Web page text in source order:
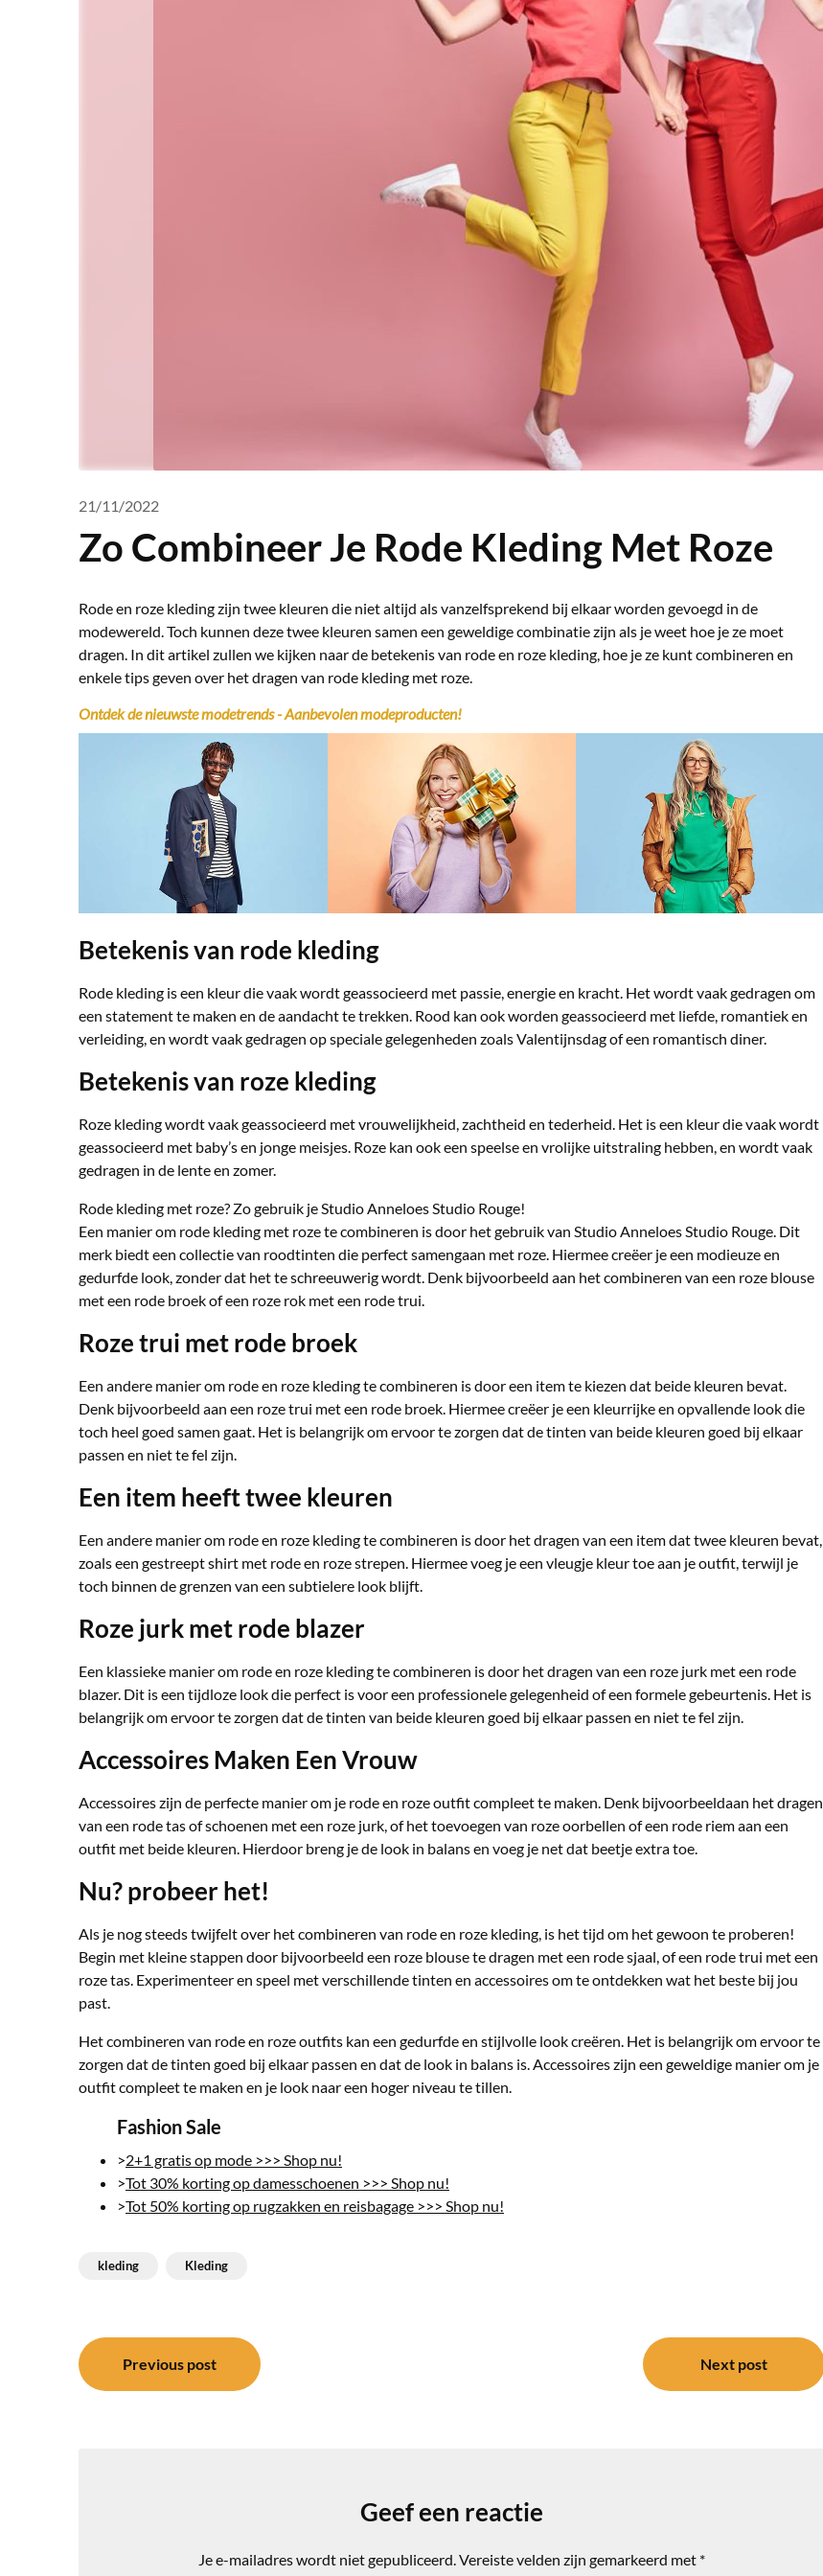
21/11/2022
Zo Combineer Je Rode Kleding Met Roze
Rode en roze kleding zijn twee kleuren die niet altijd als vanzelfsprekend bij elkaar worden gevoegd in de
modewereld. Toch kunnen deze twee kleuren samen een geweldige combinatie zijn als je weet hoe je ze moet
dragen. In dit artikel zullen we kijken naar de betekenis van rode en roze kleding, hoe je ze kunt combineren en
enkele tips geven over het dragen van rode kleding met roze.
Ontdek de nieuwste modetrends - Aanbevolen modeproducten!
Betekenis van rode kleding
Rode kleding is een kleur die vaak wordt geassocieerd met passie, energie en kracht. Het wordt vaak gedragen om
een statement te maken en de aandacht te trekken. Rood kan ook worden geassocieerd met liefde, romantiek en
verleiding, en wordt vaak gedragen op speciale gelegenheden zoals Valentijnsdag of een romantisch diner.
Betekenis van roze kleding
Roze kleding wordt vaak geassocieerd met vrouwelijkheid, zachtheid en tederheid. Het is een kleur die vaak wordt
geassocieerd met baby’s en jonge meisjes. Roze kan ook een speelse en vrolijke uitstraling hebben, en wordt vaak
gedragen in de lente en zomer.
Rode kleding met roze? Zo gebruik je Studio Anneloes Studio Rouge!
Een manier om rode kleding met roze te combineren is door het gebruik van Studio Anneloes Studio Rouge. Dit
merk biedt een collectie van roodtinten die perfect samengaan met roze. Hiermee creëer je een modieuze en
gedurfde look, zonder dat het te schreeuwerig wordt. Denk bijvoorbeeld aan het combineren van een roze blouse
met een rode broek of een roze rok met een rode trui.
Roze trui met rode broek
Een andere manier om rode en roze kleding te combineren is door een item te kiezen dat beide kleuren bevat.
Denk bijvoorbeeld aan een roze trui met een rode broek. Hiermee creëer je een kleurrijke en opvallende look die
toch heel goed samen gaat. Het is belangrijk om ervoor te zorgen dat de tinten van beide kleuren goed bij elkaar
passen en niet te fel zijn.
Een item heeft twee kleuren
Een andere manier om rode en roze kleding te combineren is door het dragen van een item dat twee kleuren bevat,
zoals een gestreept shirt met rode en roze strepen. Hiermee voeg je een vleugje kleur toe aan je outfit, terwijl je
toch binnen de grenzen van een subtielere look blijft.
Roze jurk met rode blazer
Een klassieke manier om rode en roze kleding te combineren is door het dragen van een roze jurk met een rode
blazer. Dit is een tijdloze look die perfect is voor een professionele gelegenheid of een formele gebeurtenis. Het is
belangrijk om ervoor te zorgen dat de tinten van beide kleuren goed bij elkaar passen en niet te fel zijn.
Accessoires Maken Een Vrouw
Accessoires zijn de perfecte manier om je rode en roze outfit compleet te maken. Denk bijvoorbeeldaan het dragen
van een rode tas of schoenen met een roze jurk, of het toevoegen van roze oorbellen of een rode riem aan een
outfit met beide kleuren. Hierdoor breng je de look in balans en voeg je net dat beetje extra toe.
Nu? probeer het!
Als je nog steeds twijfelt over het combineren van rode en roze kleding, is het tijd om het gewoon te proberen!
Begin met kleine stappen door bijvoorbeeld een roze blouse te dragen met een rode sjaal, of een rode trui met een
roze tas. Experimenteer en speel met verschillende tinten en accessoires om te ontdekken wat het beste bij jou
past.
Het combineren van rode en roze outfits kan een gedurfde en stijlvolle look creëren. Het is belangrijk om ervoor te
zorgen dat de tinten goed bij elkaar passen en dat de look in balans is. Accessoires zijn een geweldige manier om je
outfit compleet te maken en je look naar een hoger niveau te tillen.
Fashion Sale
>2+1 gratis op mode >>> Shop nu!
>Tot 30% korting op damesschoenen >>> Shop nu!
>Tot 50% korting op rugzakken en reisbagage >>> Shop nu!
kleding Kleding
Bericht
navigatie
Previous post Next post
Geef een reactie
Je e-mailadres wordt niet gepubliceerd. Vereiste velden zijn gemarkeerd met *